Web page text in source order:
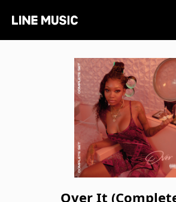
Over It